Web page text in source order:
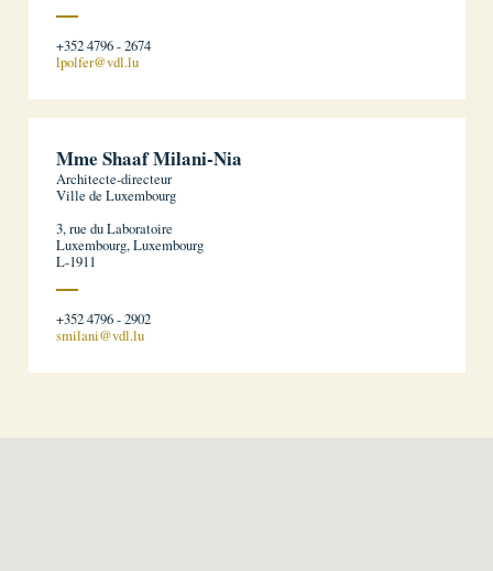
+352 4796 - 2674
lpolfer@vdl.lu
Mme Shaaf Milani-Nia
Architecte-directeur
Ville de Luxembourg
3, rue du Laboratoire
Luxembourg, Luxembourg
L-1911
+352 4796 - 2902
smilani@vdl.lu